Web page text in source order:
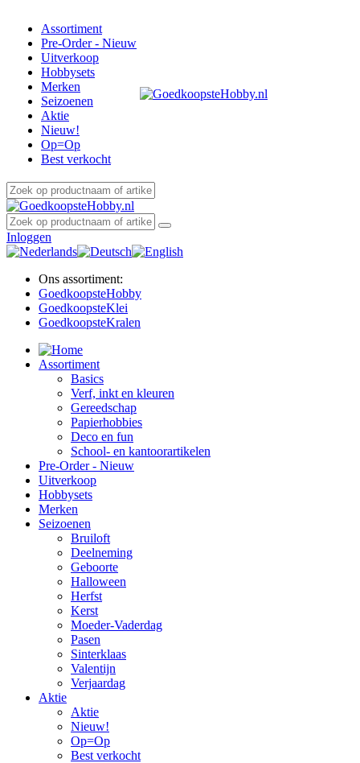
Assortiment
Pre-Order - Nieuw
Uitverkoop
Hobbysets
Merken
Seizoenen
Aktie
Nieuw!
Op=Op
Best verkocht
Inloggen
Ons assortiment:
GoedkoopsteHobby
GoedkoopsteKlei
GoedkoopsteKralen
Assortiment
Basics
Verf, inkt en kleuren
Gereedschap
Papierhobbies
Deco en fun
School- en kantoorartikelen
Pre-Order - Nieuw
Uitverkoop
Hobbysets
Merken
Seizoenen
Bruiloft
Deelneming
Geboorte
Halloween
Herfst
Kerst
Moeder-Vaderdag
Pasen
Sinterklaas
Valentijn
Verjaardag
Aktie
Aktie
Nieuw!
Op=Op
Best verkocht